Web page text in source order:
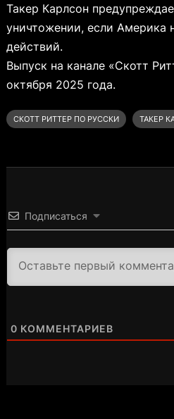
Такер Карлсон
уничтожении, если Америка
действий.
Выпуск на канале «Скотт
октября 2025 года.
СКОТТ РИТТЕР ПО РУССКИ ТАКЕР
Подписаться
0 КОММЕНТАРИЕВ